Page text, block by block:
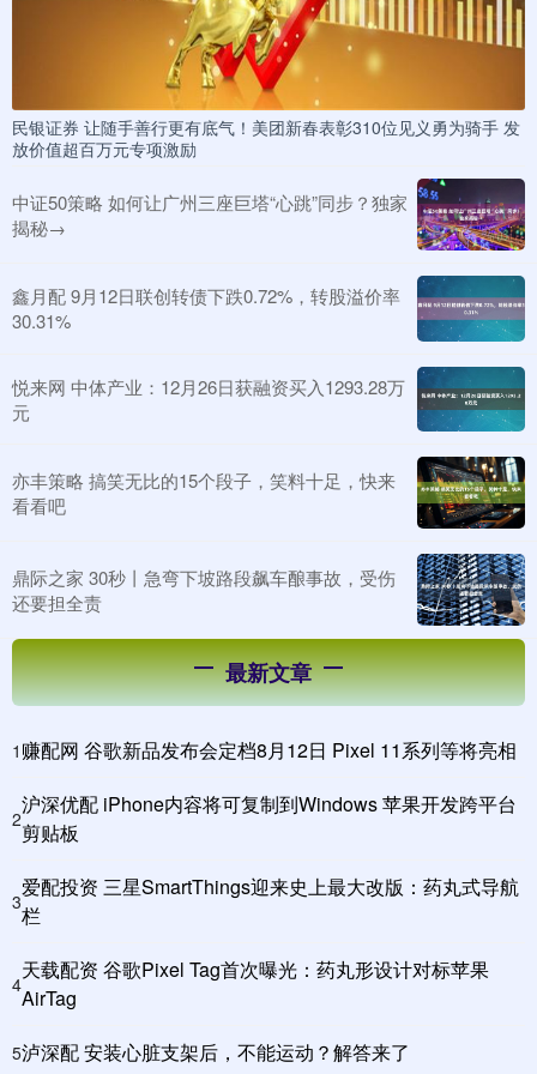
民银证券 让随手善行更有底气！美团新春表彰310位见义勇为骑手 发
放价值超百万元专项激励
中证50策略 如何让广州三座巨塔“心跳”同步？独家
揭秘→
鑫月配 9月12日联创转债下跌0.72%，转股溢价率
30.31%
悦来网 中体产业：12月26日获融资买入1293.28万
元
亦丰策略 搞笑无比的15个段子，笑料十足，快来
看看吧
鼎际之家 30秒丨急弯下坡路段飙车酿事故，受伤
还要担全责
最新文章
1 赚配网 谷歌新品发布会定档8月12日 Pixel 11系列等将亮相
2
沪深优配 iPhone内容将可复制到Windows 苹果开发跨平台
剪贴板
3
爱配投资 三星SmartThings迎来史上最大改版：药丸式导航
栏
4
天载配资 谷歌Pixel Tag首次曝光：药丸形设计对标苹果
AirTag
5泸深配 安装心脏支架后，不能运动？解答来了